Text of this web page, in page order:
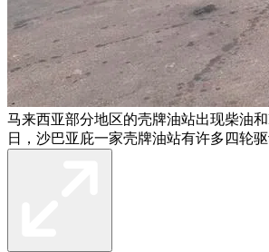
马来西亚部分地区的壳牌油站出现柴油
日，沙巴亚庇一家壳牌油站有许多四轮